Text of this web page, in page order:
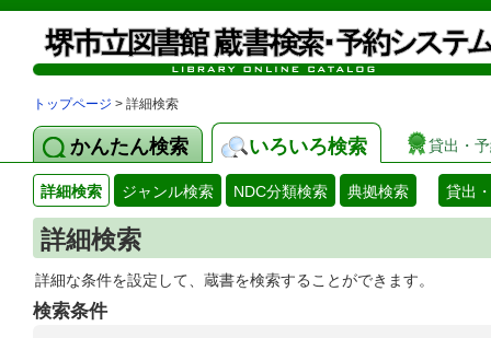
トップページ > 詳細検索
かんたん検索 いろいろ検索 貸出・
詳細検索 ジャンル検索 NDC分類検索 典拠検索 貸出
詳細検索
詳細な条件を設定して、蔵書を検索することができます。
検索条件